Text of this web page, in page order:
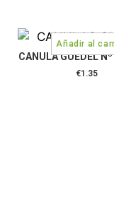
CANULA GUEDEL
€1.35